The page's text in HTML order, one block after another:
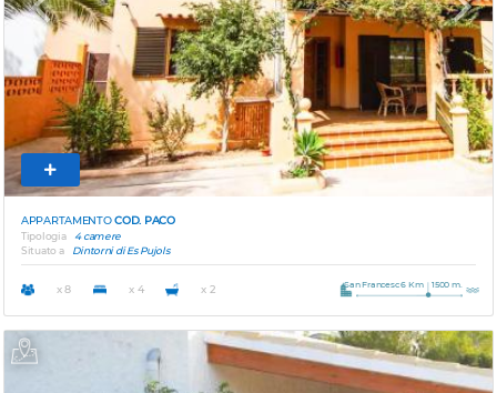
Previous Next
APPARTAMENTOCOD. PACO
Tipologia
4 camere
Situato a
Dintorni di Es Pujols
x 8 x 4 x 2 San Francesc 6 Km 1500 m.